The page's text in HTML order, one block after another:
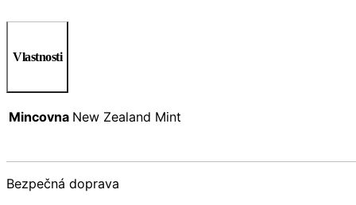
Vlastnosti
Mincovna New Zealand Mint
Bezpečná doprava